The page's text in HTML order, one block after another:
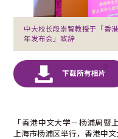
中大校长段崇智教授于「香
年发布会」致辞
「香港中文大学－杨浦周暨
上海市杨浦区举行，香港中